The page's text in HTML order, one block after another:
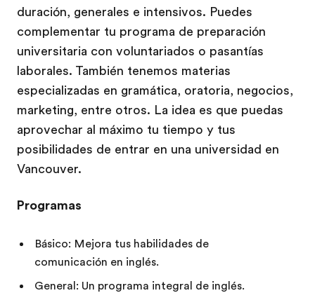
duración, generales e intensivos. Puedes
complementar tu programa de preparación
universitaria con voluntariados o pasantías
laborales. También tenemos materias
especializadas en gramática, oratoria, negocios,
marketing, entre otros. La idea es que puedas
aprovechar al máximo tu tiempo y tus
posibilidades de entrar en una universidad en
Vancouver.
Programas
Básico: Mejora tus habilidades de
comunicación en inglés.
General: Un programa integral de inglés.